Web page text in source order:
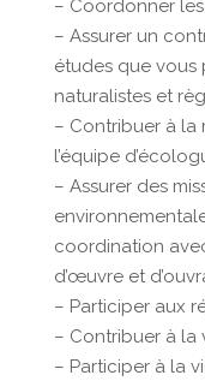
– Coordonner
– Assurer un
études que vous
naturalistes et
– Contribuer à la
l’équipe
– Assurer des
coordination
d’œuvre et
– Participer aux
– Contribuer à la
– Participer à la